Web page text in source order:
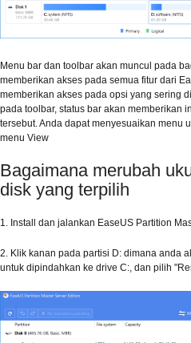
Menu bar dan toolbar akan muncul pada
memberikan akses pada semua fitur dari
memberikan akses pada opsi yang sering
pada toolbar, status bar akan memberikan
tersebut. Anda dapat menyesuaikan menu
menu View
Bagaimana merubah
disk yang terpilih
1. Install dan jalankan EaseUS Partition
2. Klik kanan pada partisi D: dimana anda
untuk dipindahkan ke drive C:, dan pilih